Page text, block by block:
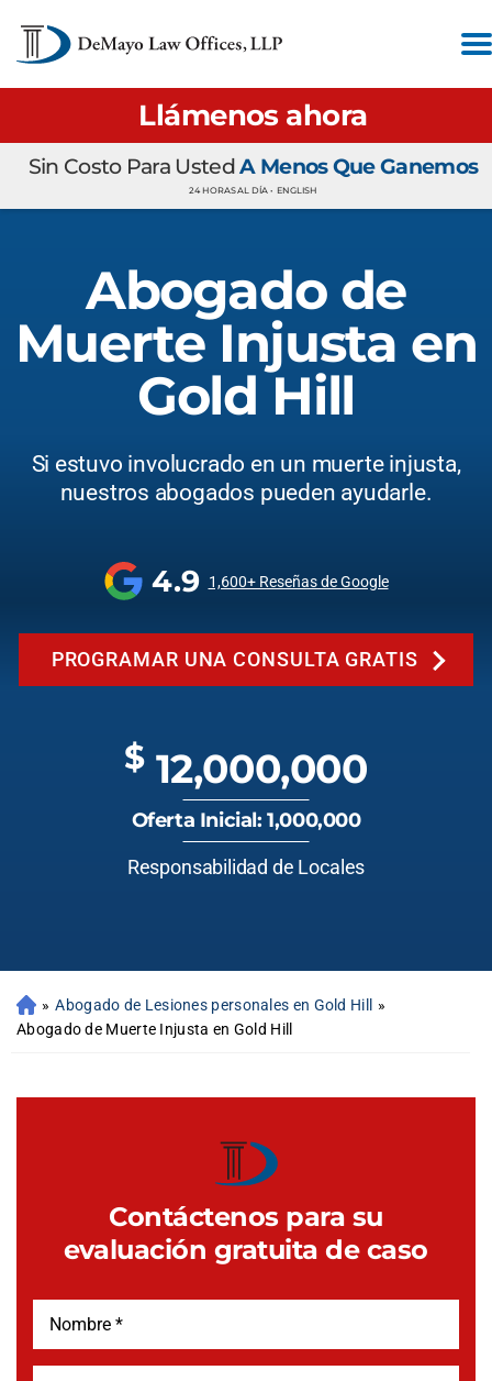
Llámenos ahora
Sin Costo Para UstedA Menos Que Ganemos
24 HORAS AL DÍA • ENGLISH
Abogado de
Muerte Injusta en
Gold Hill
Si estuvo involucrado en un muerte injusta,
nuestros abogados pueden ayudarle.
4.9 1,600+ Reseñas de Google
PROGRAMAR UNA CONSULTA GRATIS
$ 12,000,000
Oferta Inicial: 1,000,000
Responsabilidad de Locales
» Abogado de Lesiones personales en Gold Hill
»
Abogado de Muerte Injusta en Gold Hill
Contáctenos para su
evaluación gratuita de caso